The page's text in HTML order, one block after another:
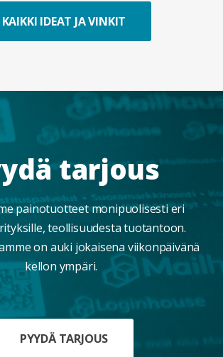
KAIKKI IDEAT JA VINKIT
tarjous
painotuotteet monipuolisesti eri
teollisuudesta tuotantoon.
on auki jokaisena viikonpäivänä
kellon ympäri.
PYYDÄ TARJOUS